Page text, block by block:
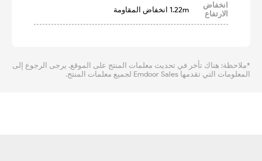
انخفاض
الارتفاع
1.22m انخفاض المقاومة
*ملاحظة: هناك تأخر في تحديث معلمات المنتج على الموقع. يرجى الرجوع إلى
المعلومات التي تقدمها Emdoor Sales لجميع معلمات المنتج.